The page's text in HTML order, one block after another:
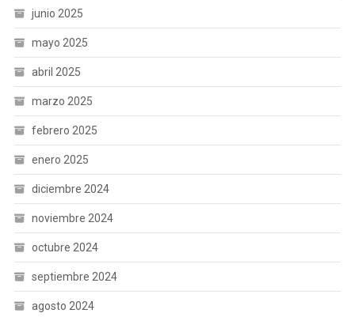
junio 2025
mayo 2025
abril 2025
marzo 2025
febrero 2025
enero 2025
diciembre 2024
noviembre 2024
octubre 2024
septiembre 2024
agosto 2024